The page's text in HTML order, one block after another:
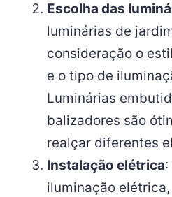
Escolha das
luminárias de
consideração o
e o tipo de
Luminárias
balizadores são
realçar diferentes
Instalação elétrica
iluminação